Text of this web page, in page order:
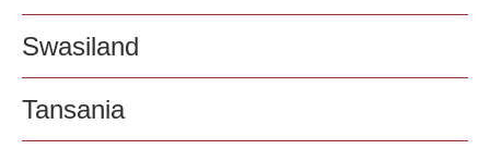
Swasiland
Tansania